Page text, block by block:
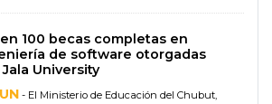
100 becas completas en
de software otorgadas
University
- El Ministerio de Educación del Chubut,